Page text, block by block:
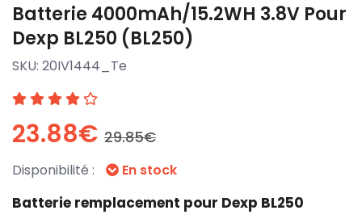
Batterie 4000mAh/15.2WH 3.8V Pour
Dexp BL250 (BL250)
SKU: 20IV1444_Te
23.88€ 29.85€
Disponibilité : En stock
Batterie remplacement pour Dexp BL250